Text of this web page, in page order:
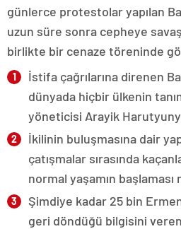
günlerce protestolar yapılan
uzun süre sonra cepheye
birlikte bir cenaze töreninde
İstifa çağrılarına direnen
dünyada hiçbir ülkenin
yöneticisi Arayik
İkilinin buluşmasına dair
çatışmalar sırasında
normal yaşamın başlaması
Şimdiye kadar 25 bin
geri döndüğü bilgisini